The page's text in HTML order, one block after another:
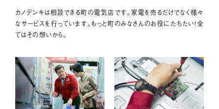
カノデンキは相談できる町の電気店です。家電を売るだけでなく様々
なサービスを行っています。もっと町のみなさんのお役にたちたい！全
てはその想いから。